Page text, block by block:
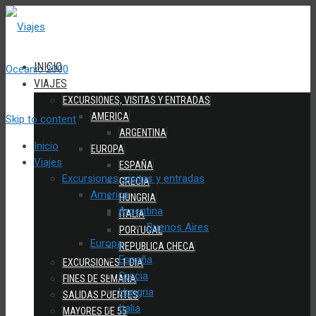
INICIO
VIAJES
EXCURSIONES, VISITAS Y ENTRADAS
AMERICA
ARGENTINA
EUROPA
ESPAÑA
GRECIA
HUNGRIA
ITALIA
PORTUGAL
REPUBLICA CHECA
EXCURSIONES 1 DIA
FINES DE SEMANA
SALIDAS PUENTES
MAYORES DE 55
Skip to content
Inicio
Viajes
Excursiones, visitas y entradas
America
Argentina
Buenos Aires
Europa
España
Grecia
Hungria
Italia